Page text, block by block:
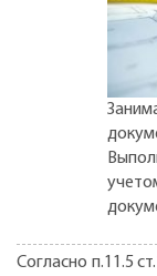
Согласно п.11.5